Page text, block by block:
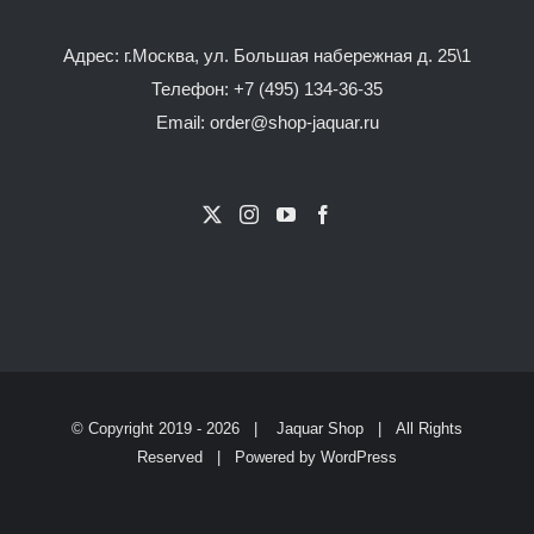
Адрес: г.Москва, ул. Большая набережная д. 25\1
Телефон: +7 (495) 134-36-35
Email: order@shop-jaquar.ru
© Copyright 2019 - 2026 | Jaquar Shop | All Rights
Reserved | Powered by WordPress